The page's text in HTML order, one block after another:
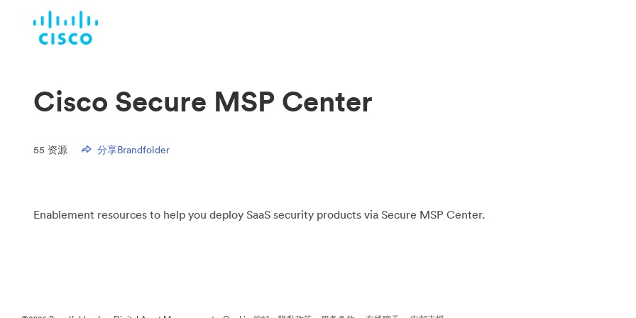
Cisco Secure MSP Center
55 资源 分享Brandfolder
Enablement resources to help you deploy SaaS security products via Secure MSP Center.